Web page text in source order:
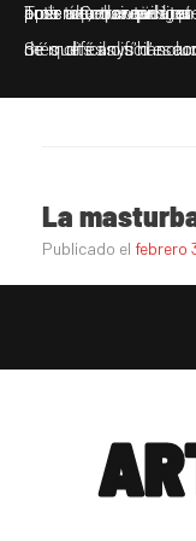
I per últim, crear una xarxa de voluntariat del vàter d’urgència. Tots aquells veïns que tinguen la bona voluntat d’ajudar el seu proïsme, que pengen del
Sé que és difícil solucionar aquest greu problema, però coses
La
Publicado el febrero